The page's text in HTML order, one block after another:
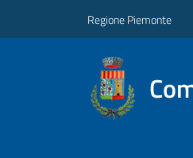
Regione Piemonte